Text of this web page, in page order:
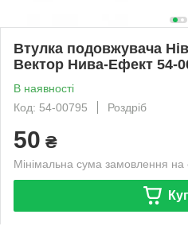
Втулка подовжувача
Вектор Нива-Ефект 54-
В наявності
Код: 54-00795
Роздріб
50 ₴
Мінімальна сума замовлення